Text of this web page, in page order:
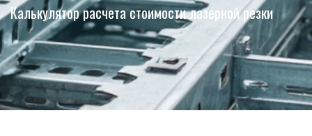
Калькулятор расчета стоимости лазерной резки